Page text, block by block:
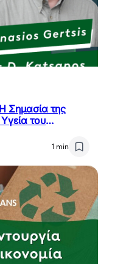
Σημασία της
του
1 min